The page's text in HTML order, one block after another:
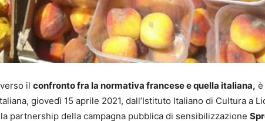
il confronto fra la normativa francese e quella italiana, è
giovedì 15 aprile 2021, dall’Istituto Italiano di Cultura a
partnership della campagna pubblica di sensibilizzazione